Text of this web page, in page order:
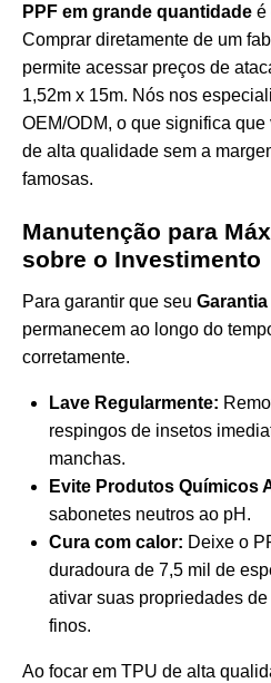
PPF em grande quantidade é
Comprar diretamente de um
permite acessar preços de
1,52m x 15m. Nós nos
OEM/ODM, o que significa
de alta qualidade sem a
famosas.
Manutenção para
sobre o Investimento
Para garantir que seu
permanecem ao longo do
corretamente.
Lave Regularmente:
respingos de insetos
manchas.
Evite Produtos Químicos
sabonetes neutros ao pH.
Cura com calor: Deixe o
duradoura de 7,5 mil de
ativar suas propriedades
finos.
Ao focar em TPU de alta